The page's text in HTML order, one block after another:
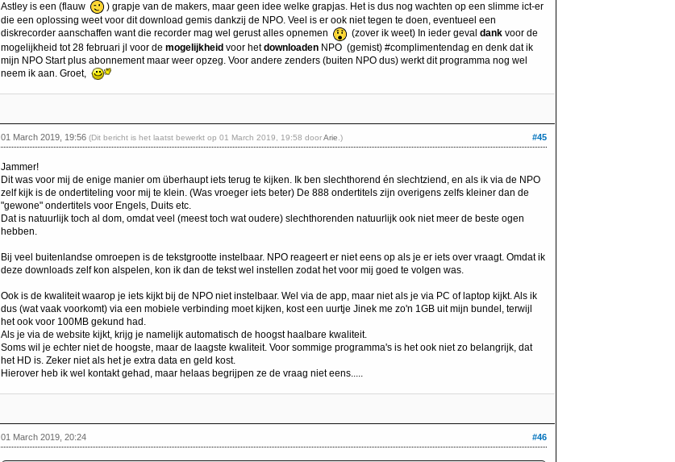
Astley is een (flauw
) grapje van de makers, maar geen idee welke grapjas. Het is dus nog wachten op een slimme ict-er
die een oplossing weet voor dit download gemis dankzij de NPO. Veel is er ook niet tegen te doen, eventueel een
diskrecorder aanschaffen want die recorder mag wel gerust alles opnemen
(zover ik weet) In ieder geval dank voor de
mogelijkheid tot 28 februari jl voor de mogelijkheid voor hetdownloaden NPO (gemist) #complimentendag en denk dat ik
mijn NPO Start plus abonnement maar weer opzeg. Voor andere zenders (buiten NPO dus) werkt dit programma nog wel
neem ik aan. Groet,
#45
01 March 2019, 19:56 (Dit bericht is het laatst bewerkt op 01 March 2019, 19:58 doorArie .)
Jammer!
Dit was voor mij de enige manier om überhaupt iets terug te kijken. Ik ben slechthorend én slechtziend, en als ik via de NPO
zelf kijk is de ondertiteling voor mij te klein. (Was vroeger iets beter) De 888 ondertitels zijn overigens zelfs kleiner dan de
"gewone" ondertitels voor Engels, Duits etc.
Dat is natuurlijk toch al dom, omdat veel (meest toch wat oudere) slechthorenden natuurlijk ook niet meer de beste ogen
hebben.
Bij veel buitenlandse omroepen is de tekstgrootte instelbaar. NPO reageert er niet eens op als je er iets over vraagt. Omdat ik
deze downloads zelf kon alspelen, kon ik dan de tekst wel instellen zodat het voor mij goed te volgen was.
Ook is de kwaliteit waarop je iets kijkt bij de NPO niet instelbaar. Wel via de app, maar niet als je via PC of laptop kijkt. Als ik
dus (wat vaak voorkomt) via een mobiele verbinding moet kijken, kost een uurtje Jinek me zo'n 1GB uit mijn bundel, terwijl
het ook voor 100MB gekund had.
Als je via de website kijkt, krijg je namelijk automatisch de hoogst haalbare kwaliteit.
Soms wil je echter niet de hoogste, maar de laagste kwaliteit. Voor sommige programma's is het ook niet zo belangrijk, dat
het HD is. Zeker niet als het je extra data en geld kost.
Hierover heb ik wel kontakt gehad, maar helaas begrijpen ze de vraag niet eens.....
#46
01 March 2019, 20:24